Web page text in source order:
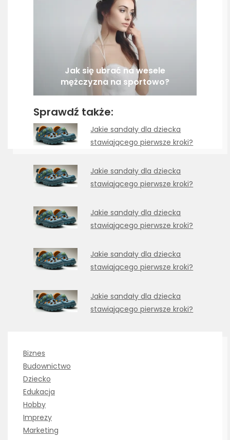
Jak się ubrać na wesele
mężczyzna na sportowo?
Sprawdź także:
Jakie sandały dla dziecka
stawiającego pierwsze kroki?
Jakie sandały dla dziecka
stawiającego pierwsze kroki?
Jakie sandały dla dziecka
stawiającego pierwsze kroki?
Jakie sandały dla dziecka
stawiającego pierwsze kroki?
Jakie sandały dla dziecka
stawiającego pierwsze kroki?
Biznes
Budownictwo
Dziecko
Edukacja
Hobby
Imprezy
Marketing